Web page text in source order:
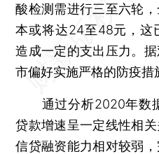
酸检测需进行三至六轮
本或将达24至48元，这
造成一定的支出压力。
市偏好实施严格的防疫措
通过分析2020年数
贷款增速呈一定线性相
信贷融资能力相对较弱